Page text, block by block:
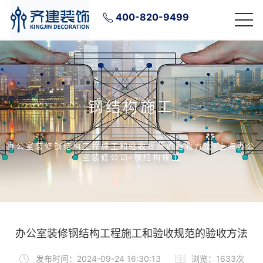
400-820-9499
钢结构施工
办公室装修钢结构工程施工和验收规范的验收方法-上海办公
室装修公司-钢结构施工
办公室装修钢结构工程施工和验收规范的验收方法
发布时间：2024-09-24 16:30:13 浏览：1633次